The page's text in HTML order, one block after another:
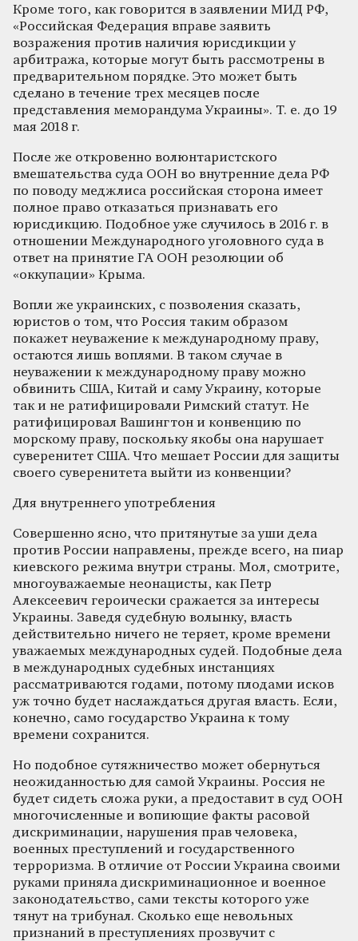
Кроме того, как говорится в заявлении МИД РФ,
«Российская Федерация вправе заявить
возражения против наличия юрисдикции у
арбитража, которые могут быть рассмотрены в
предварительном порядке. Это может быть
сделано в течение трех месяцев после
представления меморандума Украины». Т. е. до 19
мая 2018 г.
После же откровенно волюнтаристского
вмешательства суда ООН во внутренние дела РФ
по поводу меджлиса российская сторона имеет
полное право отказаться признавать его
юрисдикцию. Подобное уже случилось в 2016 г. в
отношении Международного уголовного суда в
ответ на принятие ГА ООН резолюции об
«оккупации» Крыма.
Вопли же украинских, с позволения сказать,
юристов о том, что Россия таким образом
покажет неуважение к международному праву,
остаются лишь воплями. В таком случае в
неуважении к международному праву можно
обвинить США, Китай и саму Украину, которые
так и не ратифицировали Римский статут. Не
ратифицировал Вашингтон и конвенцию по
морскому праву, поскольку якобы она нарушает
суверенитет США. Что мешает России для защиты
своего суверенитета выйти из конвенции?
Для внутреннего употребления
Совершенно ясно, что притянутые за уши дела
против России направлены, прежде всего, на пиар
киевского режима внутри страны. Мол, смотрите,
многоуважаемые неонацисты, как Петр
Алексеевич героически сражается за интересы
Украины. Заведя судебную волынку, власть
действительно ничего не теряет, кроме времени
уважаемых международных судей. Подобные дела
в международных судебных инстанциях
рассматриваются годами, потому плодами исков
уж точно будет наслаждаться другая власть. Если,
конечно, само государство Украина к тому
времени сохранится.
Но подобное сутяжничество может обернуться
неожиданностью для самой Украины. Россия не
будет сидеть сложа руки, а предоставит в суд ООН
многочисленные и вопиющие факты расовой
дискриминации, нарушения прав человека,
военных преступлений и государственного
терроризма. В отличие от России Украина своими
руками приняла дискриминационное и военное
законодательство, сами тексты которого уже
тянут на трибунал. Сколько еще невольных
признаний в преступлениях прозвучит с